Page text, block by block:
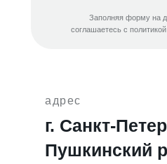
Заполняя форму на
соглашаетесь с
адрес
г. Санкт-
Пушкинский